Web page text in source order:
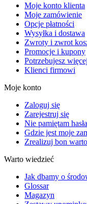
Moje konto klienta
Moje zamówienie
Opcje płatności
Wysyłka i dostawa
Zwroty i zwrot
Promocje i kupony
Potrzebujesz
Klienci firmowi
Moje konto
Zaloguj się
Zarejestruj się
Nie pamiętam hasła
Gdzie jest moje
Zrealizuj bon
Warto wiedzieć
Jak dbamy o
Glossar
Magazyn